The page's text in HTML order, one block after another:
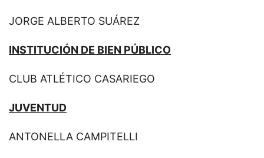
JORGE ALBERTO SUÁREZ
INSTITUCIÓN DE BIEN PÚBLICO
CLUB ATLÉTICO CASARIEGO
JUVENTUD
ANTONELLA CAMPITELLI